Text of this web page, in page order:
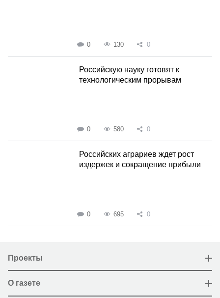
0 130 0
Российскую науку готовят к
технологическим прорывам
0 580 0
Российских аграриев ждет рост
издержек и сокращение прибыли
0 695 0
Проекты
О газете